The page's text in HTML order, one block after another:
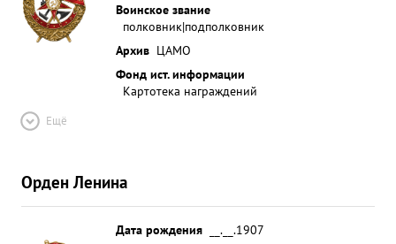
Воинское звание
полковник|подполковник
Архив ЦАМО
Фонд ист. информации
Картотека награждений
Ещё
Орден Ленина
Дата рождения
__.__.1907